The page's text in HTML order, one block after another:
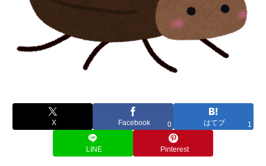
X Facebook 0 はてブ 1
LINE Pinterest